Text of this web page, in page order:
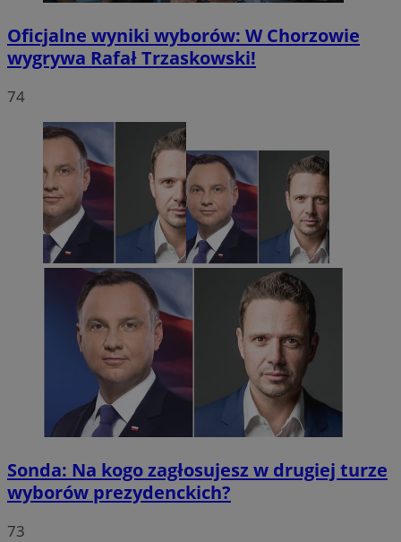
Oficjalne wyniki wyborów: W Chorzowie
wygrywa Rafał Trzaskowski!
74
Sonda: Na kogo zagłosujesz w drugiej turze
wyborów prezydenckich?
73